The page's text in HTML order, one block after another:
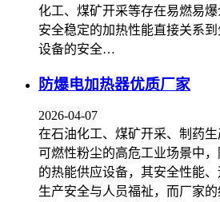
化工、煤矿开采等存在易燃易
安全稳定的加热性能直接关系
设备的安全…
防爆电加热器优质厂家
2026-04-07
在石油化工、煤矿开采、制药
可燃性粉尘的高危工业场景中
的热能供应设备，其安全性能
生产安全与人员福祉，而厂家